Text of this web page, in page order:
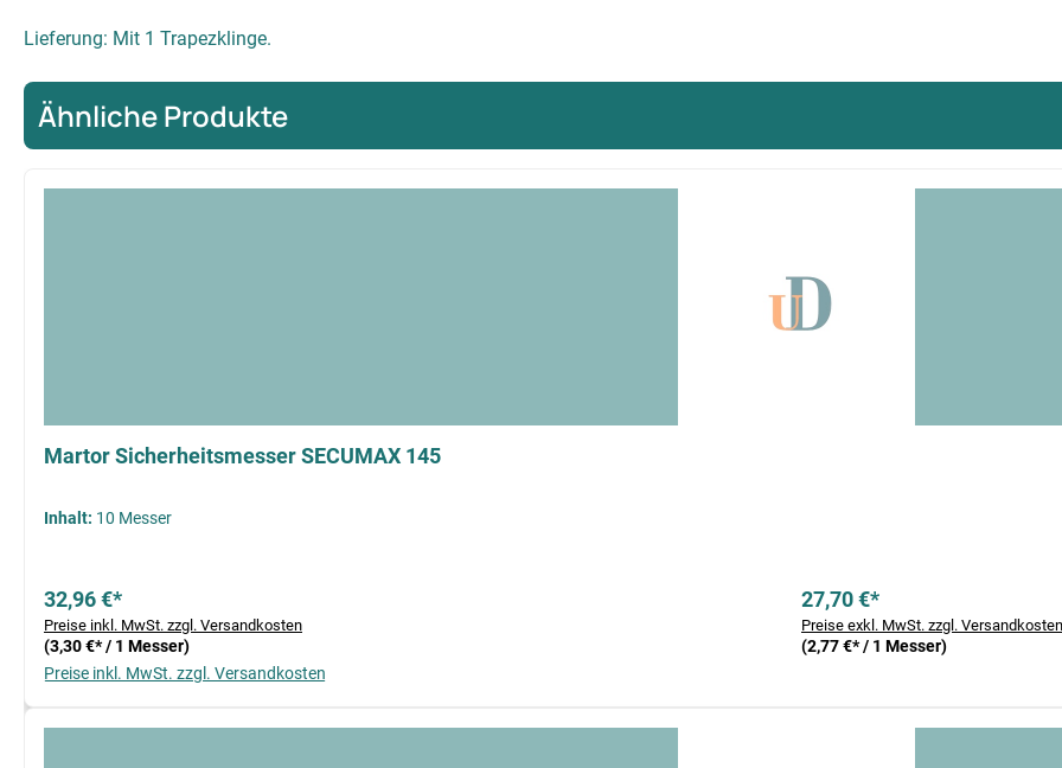
Lieferung: Mit 1 Trapezklinge.
Ähnliche Produkte
Martor Sicherheitsmesser SECUMAX 145
Inhalt: 10 Messer
32,96 €*
Preise inkl. MwSt. zzgl. Versandkosten
(3,30 €* / 1 Messer)
27,70 €*
Preise exkl. MwSt. zzgl. Versandkosten
(2,77 €* / 1 Messer)
Preise inkl. MwSt. zzgl. Versandkosten